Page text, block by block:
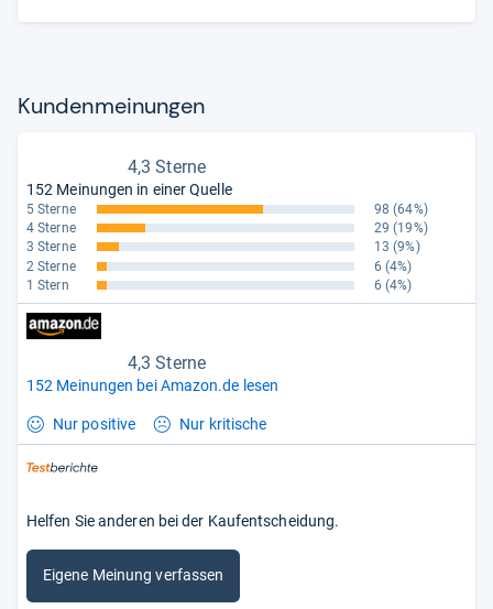
Kun­den­mei­nun­gen
4,3 Sterne
152 Meinungen in einer Quelle
5 Sterne 98 (64%)
4 Sterne
29 (19%)
3 Sterne
13 (9%)
2 Sterne
6 (4%)
1 Stern
6 (4%)
4,3 Sterne
152 Meinungen bei Amazon.de lesen
Nur positive Nur kritische
Helfen Sie anderen bei der Kaufentscheidung.
Eigene Meinung verfassen